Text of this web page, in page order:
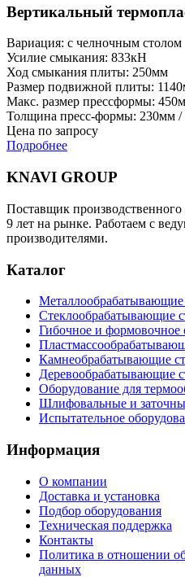
Вертикальный
Вариация: с челночным столом
Усилие смыкания: 833кН
Ход смыкания плиты: 250мм
Размер подвижной плиты:
Макс. размер прессформы:
Толщина пресс-формы: 230мм
Цена по запросу
Подробнее
KNAVI GROUP
Поставщик
9 лет на рынке. Работаем с
производителями.
Каталог
Металлообрабатывающие
Стеклообрабатывающие
Гибочное и формовочное
Камнеобрабатывающие
Деревообрабатывающие
Оборудование для
Шлифовальные и
Испытательное
Информация
О компании
Доставка и установка
Подбор оборудования
Техническая поддержка
Контакты
Политика в отношении
данных